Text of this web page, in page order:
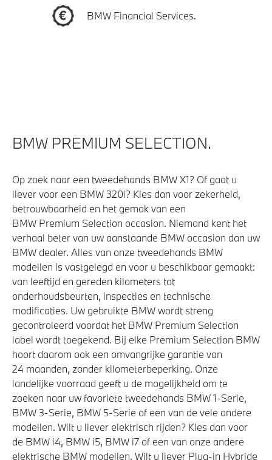
BMW Financial Services.
BMW PREMIUM SELECTION.
Op zoek naar een tweedehands BMW X1? Of gaat u
liever voor een BMW 320i? Kies dan voor zekerheid,
betrouwbaarheid en het gemak van een
BMW Premium Selection occasion. Niemand kent het
verhaal beter van uw aanstaande BMW occasion dan uw
BMW dealer. Alles van onze tweedehands BMW
modellen is vastgelegd en voor u beschikbaar gemaakt:
van leeftijd en gereden kilometers tot
onderhoudsbeurten, inspecties en technische
modificaties. Uw gebruikte BMW wordt streng
gecontroleerd voordat het BMW Premium Selection
label wordt toegekend. Bij elke Premium Selection BMW
hoort daarom ook een omvangrijke garantie van
24 maanden, zonder kilometerbeperking. Onze
landelijke voorraad geeft u de mogelijkheid om te
zoeken naar uw favoriete tweedehands BMW 1-Serie,
BMW 3-Serie, BMW 5-Serie of een van de vele andere
modellen. Wilt u liever elektrisch rijden? Kies dan voor
de BMW i4, BMW i5, BMW i7 of een van onze andere
elektrische BMW modellen. Wilt u liever Plug-in Hybride